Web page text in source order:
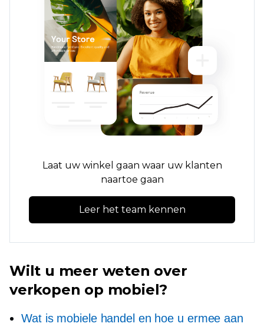
Laat uw winkel gaan waar uw klanten
naartoe gaan
Leer het team kennen
Wilt u meer weten over
verkopen op mobiel?
Wat is mobiele handel en hoe u ermee aan